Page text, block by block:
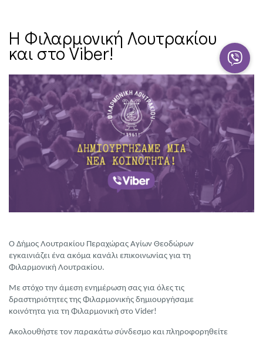
Η Φιλαρμονική Λουτρακίου
και στο Viber!
Ο Δήμος Λουτρακίου Περαχώρας Αγίων Θεοδώρων
εγκαινιάζει ένα ακόμα κανάλι επικοινωνίας για τη
Φιλαρμονική Λουτρακίου.
Με στόχο την άμεση ενημέρωση σας για όλες τις
δραστηριότητες της Φιλαρμονικής δημιουργήσαμε
κοινότητα για τη Φιλαρμονική στο Vider!
Ακολουθήστε τον παρακάτω σύνδεσμο και πληροφορηθείτε